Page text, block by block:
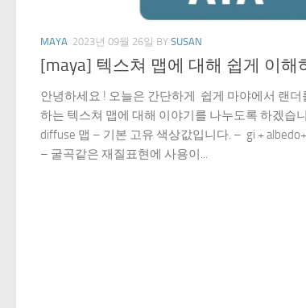
MAYA 2023년 09월 26일 BY SUSAN
[maya] 텍스쳐 맵에 대해 쉽게 이해
안녕하세요 ! 오늘은 간단하게 쉽게 마야에서 랜더
하는 텍스쳐 맵에 대해 이야기를 나누도록 하겠습
diffuse 맵 – 기본 고유 색상값입니다. – gi +
– 굴곡같은 재질표현에 사용이...